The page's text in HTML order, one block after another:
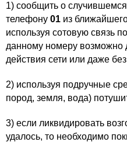
1) сообщить о
телефону 01 из
используя сотовую связь
данному номеру возможно
действия сети или даже
2) используя подручные
пород, земля, вода)
3) если ликвидировать
удалось, то необходимо